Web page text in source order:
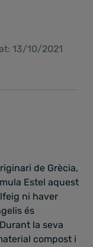
13/10/2021
de Grècia,
Estel aquest
ni haver
és
la seva
compost i